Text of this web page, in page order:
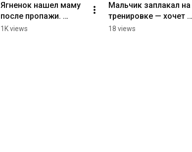
Ягненок нашел маму
после пропажи.
Реакция психологов
1K views
Мальчик заплакал на
тренировке — хочет к
маме. Его тренер,
18 views